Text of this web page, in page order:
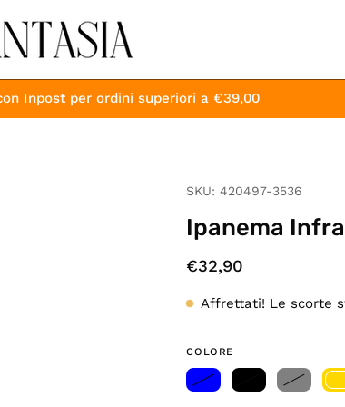
con Inpost per ordini superiori a €39,00
dell'immagine
SKU:420497-3536
Ipanema
€32,90
Affrettati! Le scorte
COLORE